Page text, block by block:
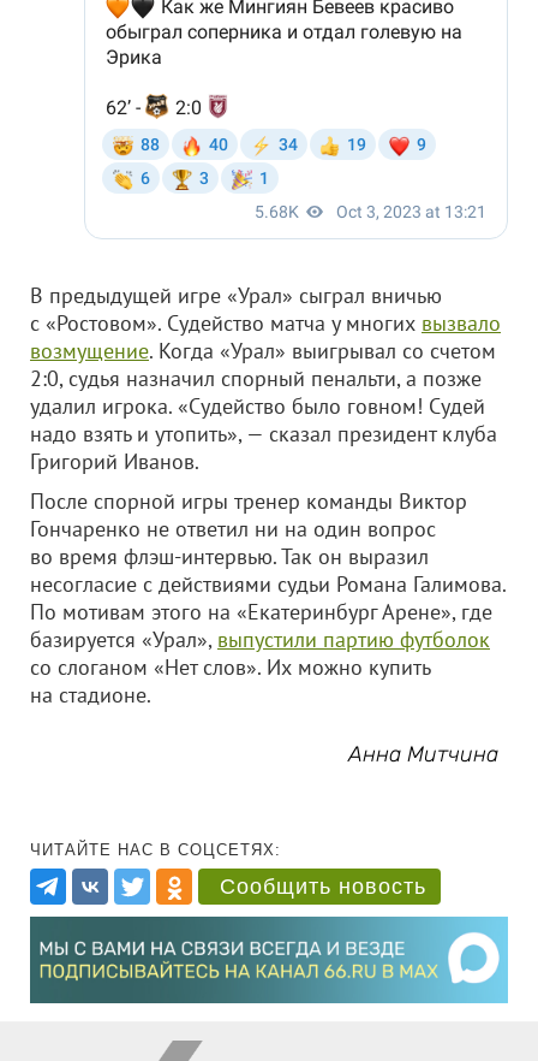
В предыдущей игре «Урал» сыграл вничью
с «Ростовом». Судейство матча у многих вызвало
возмущение. Когда «Урал» выигрывал со счетом
2:0, судья назначил спорный пенальти, а позже
удалил игрока. «Судейство было говном! Судей
надо взять и утопить», — сказал президент клуба
Григорий Иванов.
После спорной игры тренер команды Виктор
Гончаренко не ответил ни на один вопрос
во время флэш-интервью. Так он выразил
несогласие с действиями судьи Романа Галимова.
По мотивам этого на «Екатеринбург Арене», где
базируется «Урал», выпустили партию футболок
со слоганом «Нет слов». Их можно купить
на стадионе.
Анна Митчина
ЧИТАЙТЕ НАС В СОЦСЕТЯХ:
Сообщить новость